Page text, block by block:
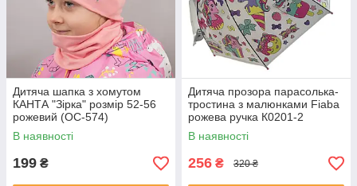
Дитяча шапка з хомутом
КАНТА "Зірка" розмір 52-56
рожевий (OC-574)
В наявності
199 ₴
Дитяча прозора парасолька-
тростина з малюнками Fiaba
рожева ручка К0201-2
В наявності
256 ₴ 320 ₴